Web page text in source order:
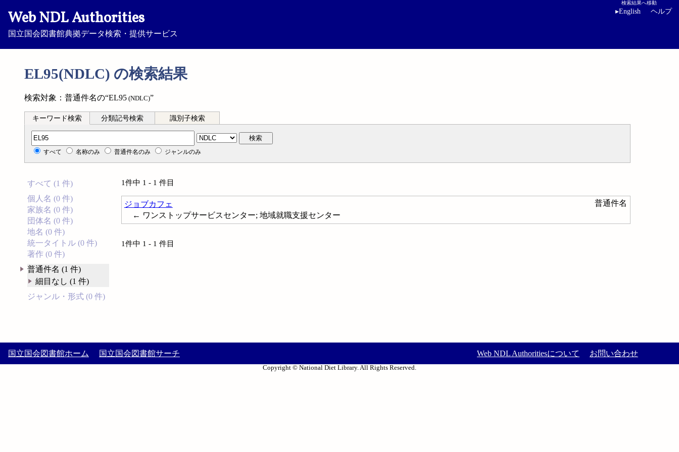
Web NDL Authorities
国立国会図書館典拠データ検索・提供サービス
検索結果へ移動
▸English ヘルプ
EL95(NDLC) の検索結果
検索対象：普通件名の“EL95 (NDLC)”
キーワード検索 分類記号検索 識別子検索
分類記号検索 検索
すべて 名称のみ 普通件名のみ ジャンルのみ
すべて (1 件)
個人名 (0 件)
家族名 (0 件)
団体名 (0 件)
地名 (0 件)
統一タイトル (0 件)
著作 (0 件)
普通件名 (1 件)
細目なし (1 件)
ジャンル・形式 (0 件)
1件中 1 - 1 件目
ジョブカフェ
普通件名
← ワンストップサービスセンター; 地域就職支援センター
1件中 1 - 1 件目
国立国会図書館ホーム 国立国会図書館サーチ Web NDL Authoritiesについて お問い合わせ
Copyright © National Diet Library. All Rights Reserved.